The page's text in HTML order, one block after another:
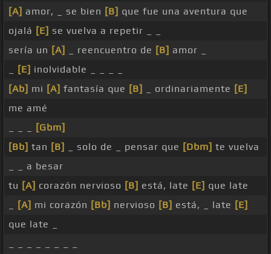
[A] amor, _ se bien [B] que fue una aventura que
ojalá [E] se vuelva a repetir _ _
sería un [A] _ reencuentro de [B] amor _
[E] inolvidable _ _ _ _
[Ab] mi [A] fantasía que [B] _ ordinariamente [E]
me amé
[Gbm]
[Bb] tan [B] _ solo de _ pensar que [Dbm] te vuelva
_ _ a besar
tu [A] corazón nervioso [B] está, late [E] que late
[A] mi corazón [Bb] nervioso [B] está, _ late [E]
que late _